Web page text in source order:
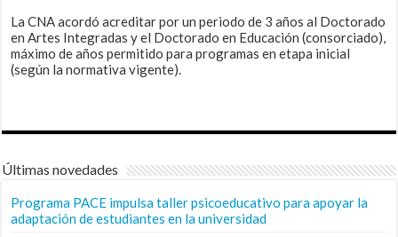
La CNA acordó acreditar por un periodo de 3 años al Doctorado
en Artes Integradas y el Doctorado en Educación (consorciado),
máximo de años permitido para programas en etapa inicial
(según la normativa vigente).
Últimas novedades
Programa PACE impulsa taller psicoeducativo para apoyar la
adaptación de estudiantes en la universidad